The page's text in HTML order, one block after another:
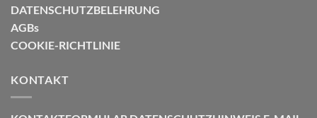
DATENSCHUTZBELEHRUNG
AGBs
COOKIE-RICHTLINIE
KONTAKT